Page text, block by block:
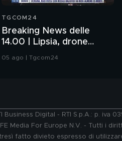
TGCOM24
Breaking News delle
14.00 | Lipsia, drone
esplosivo vicino aereo
05 ago | Tgcom24
Business Digital - RTI S.p.A.: p. iva
Media For Europe N.V. - Tutti i
fatto divieto espresso di